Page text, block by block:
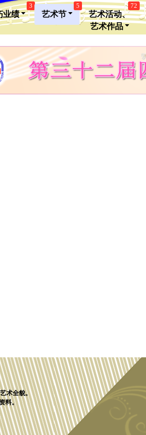
业绩
3
艺术节
5
艺术活动、
艺术作品
72
术全貌。
料。